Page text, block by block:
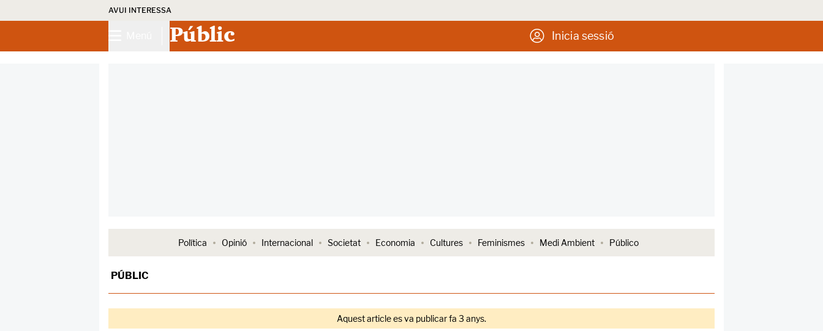
AVUI INTERESSA
Públic Inicia sessió
Política Opinió Internacional Societat Economia Cultures Feminismes Medi Ambient Público
PÚBLIC
Aquest article es va publicar fa 3 anys.